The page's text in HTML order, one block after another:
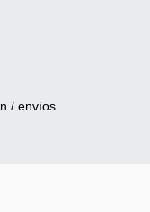
/ envíos